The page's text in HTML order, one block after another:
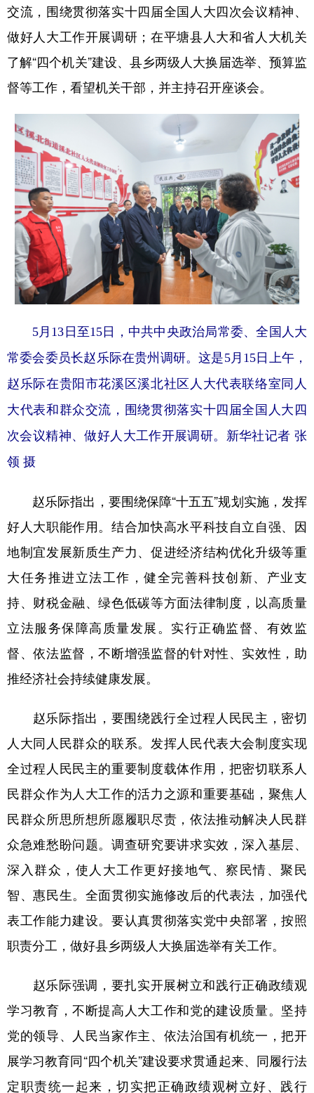
多语种频道
English Español Français عربى
Русский язык 日本語 한국어
Deutsch Português
交流，围绕贯彻落实十四届全国人大四次会议精神、
做好人大工作开展调研；在平塘县人大和省人大机关
了解“四个机关”建设、县乡两级人大换届选举、预算监
督等工作，看望机关干部，并主持召开座谈会。
5月13日至15日，中共中央政治局常委、全国人大
常委会委员长赵乐际在贵州调研。这是5月15日上午，
赵乐际在贵阳市花溪区溪北社区人大代表联络室同人
大代表和群众交流，围绕贯彻落实十四届全国人大四
次会议精神、做好人大工作开展调研。新华社记者 张
领 摄
赵乐际指出，要围绕保障“十五五”规划实施，发挥
好人大职能作用。结合加快高水平科技自立自强、因
地制宜发展新质生产力、促进经济结构优化升级等重
大任务推进立法工作，健全完善科技创新、产业支
持、财税金融、绿色低碳等方面法律制度，以高质量
立法服务保障高质量发展。实行正确监督、有效监
督、依法监督，不断增强监督的针对性、实效性，助
推经济社会持续健康发展。
赵乐际指出，要围绕践行全过程人民民主，密切
人大同人民群众的联系。发挥人民代表大会制度实现
全过程人民民主的重要制度载体作用，把密切联系人
民群众作为人大工作的活力之源和重要基础，聚焦人
民群众所思所想所愿履职尽责，依法推动解决人民群
众急难愁盼问题。调查研究要讲求实效，深入基层、
深入群众，使人大工作更好接地气、察民情、聚民
智、惠民生。全面贯彻实施修改后的代表法，加强代
表工作能力建设。要认真贯彻落实党中央部署，按照
职责分工，做好县乡两级人大换届选举有关工作。
赵乐际强调，要扎实开展树立和践行正确政绩观
学习教育，不断提高人大工作和党的建设质量。坚持
党的领导、人民当家作主、依法治国有机统一，把开
展学习教育同“四个机关”建设要求贯通起来、同履行法
定职责统一起来，切实把正确政绩观树立好、践行